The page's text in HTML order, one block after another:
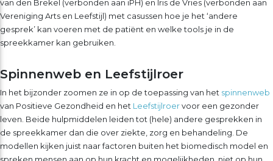
van den Brekel (verbonden aan iPH) en Iris de Vries (verbonden aan
Vereniging Arts en Leefstijl) met casussen hoe je het ‘andere
gesprek’ kan voeren met de patiënt en welke tools je in de
spreekkamer kan gebruiken.
Spinnenweb en Leefstijlroer
In het bijzonder zoomen ze in op de toepassing van het spinnenweb
van Positieve Gezondheid en het Leefstijlroervoor een gezonder
leven. Beide hulpmiddelen leiden tot (hele) andere gesprekken in
de spreekkamer dan die over ziekte, zorg en behandeling. De
modellen kijken juist naar factoren buiten het biomedisch model en